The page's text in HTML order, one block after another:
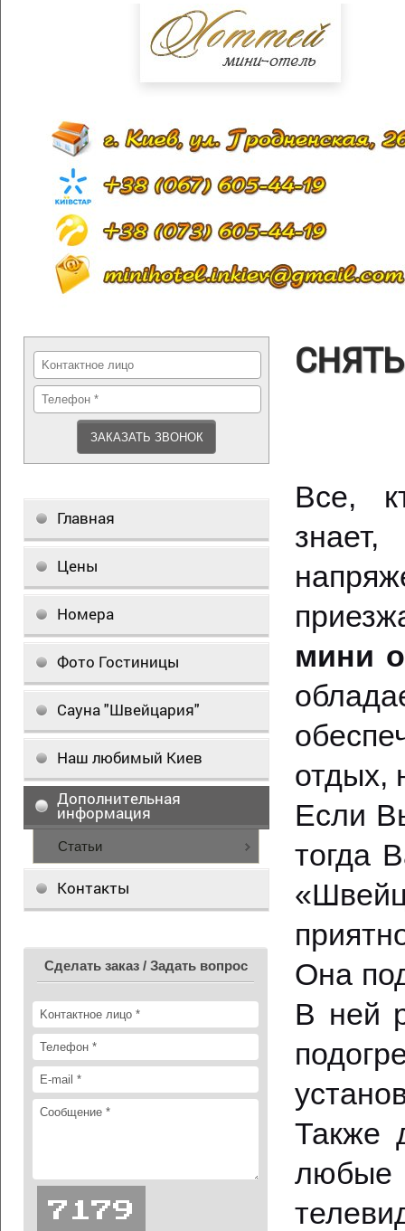
Главная
Цены
Номера
Фото Гостиницы
Сауна "Швейцария"
Наш любимый Киев
Дополнительная
информация
Статьи
Контакты
Сделать заказ / Задать вопрос
Все,
мини
отдых,
Если
тогда
Она
В ней
Также
любые